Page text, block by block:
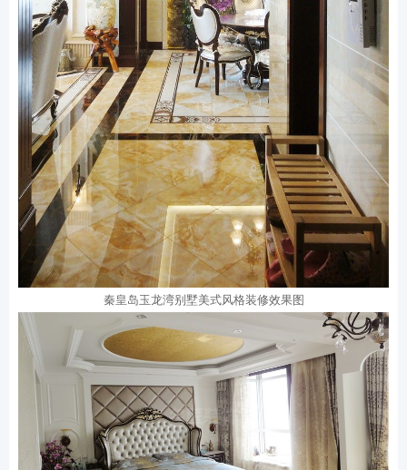
秦皇岛玉龙湾别墅美式风格装修效果图